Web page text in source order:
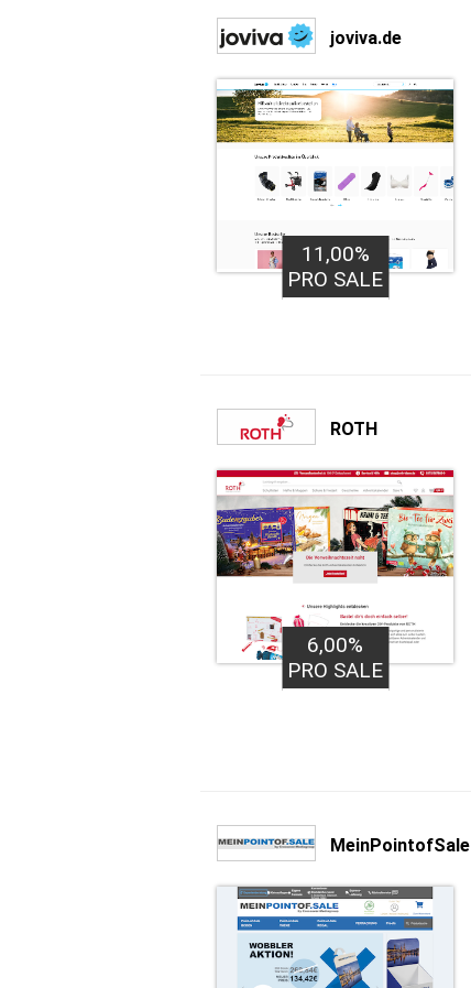
joviva.de
11,00%
PRO SALE
ROTH
6,00%
PRO SALE
MeinPointofSale